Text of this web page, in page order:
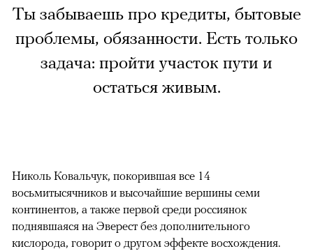
Ты забываешь про кредиты, бытовые
проблемы, обязанности. Есть только
задача: пройти участок пути и
остаться живым.
Николь Ковальчук, покорившая все 14
восьмитысячников и высочайшие вершины семи
континентов, а также первой среди россиянок
поднявшаяся на Эверест без дополнительного
кислорода, говорит о другом эффекте восхождения.